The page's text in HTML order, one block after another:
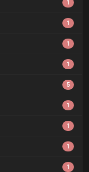
1
1
1
1
5
1
1
1
1